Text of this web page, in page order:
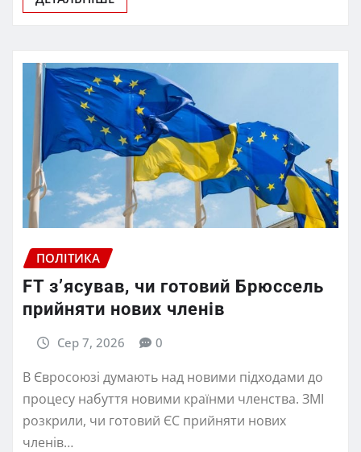
ПОЛІТИКА
FT зʼясував, чи готовий Брюссель
прийняти нових членів
Сер 7, 2026 0
В Євросоюзі думають над новими підходами до
процесу набуття новими країнми членства. ЗМІ
розкрили, чи готовий ЄС прийняти нових
членів…